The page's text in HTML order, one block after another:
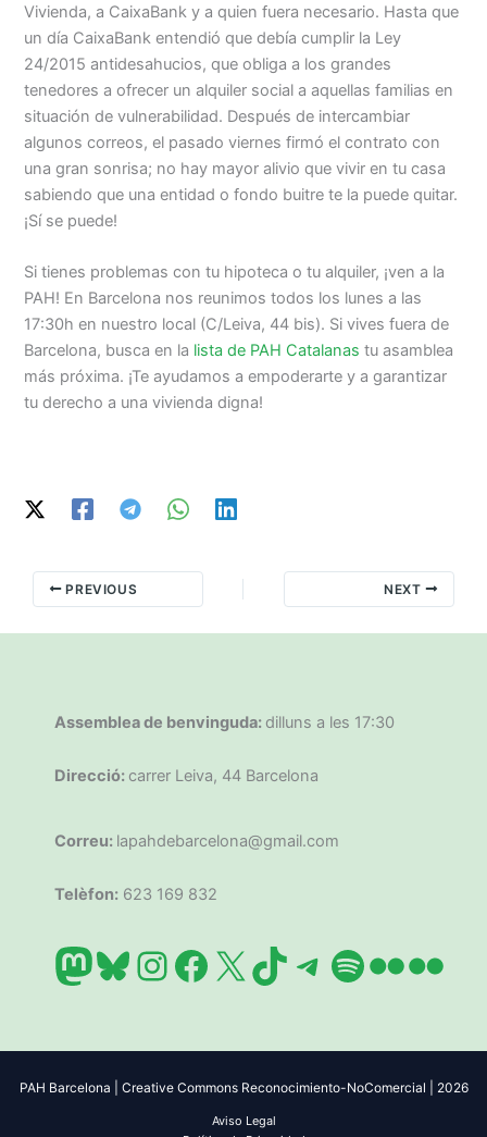
Vivienda, a CaixaBank y a quien fuera necesario. Hasta que
un día CaixaBank entendió que debía cumplir la Ley
24/2015 antidesahucios, que obliga a los grandes
tenedores a ofrecer un alquiler social a aquellas familias en
situación de vulnerabilidad. Después de intercambiar
algunos correos, el pasado viernes firmó el contrato con
una gran sonrisa; no hay mayor alivio que vivir en tu casa
sabiendo que una entidad o fondo buitre te la puede quitar.
¡Sí se puede!
Si tienes problemas con tu hipoteca o tu alquiler, ¡ven a la
PAH! En Barcelona nos reunimos todos los lunes a las
17:30h en nuestro local (C/Leiva, 44 bis). Si vives fuera de
Barcelona, busca en la lista de PAH Catalanas tu asamblea
más próxima. ¡Te ayudamos a empoderarte y a garantizar
tu derecho a una vivienda digna!
PREVIOUS NEXT
Assemblea de benvinguda: dilluns a les 17:30
Direcció: carrer Leiva, 44 Barcelona
Correu: lapahdebarcelona@gmail.com
Telèfon: 623 169 832
Mastodon
Bluesky
Instagram
Facebook
X TikTok
Telegram
Spotify
Flickr
PAH Barcelona | Creative Commons Reconocimiento-NoComercial | 2026
Aviso Legal